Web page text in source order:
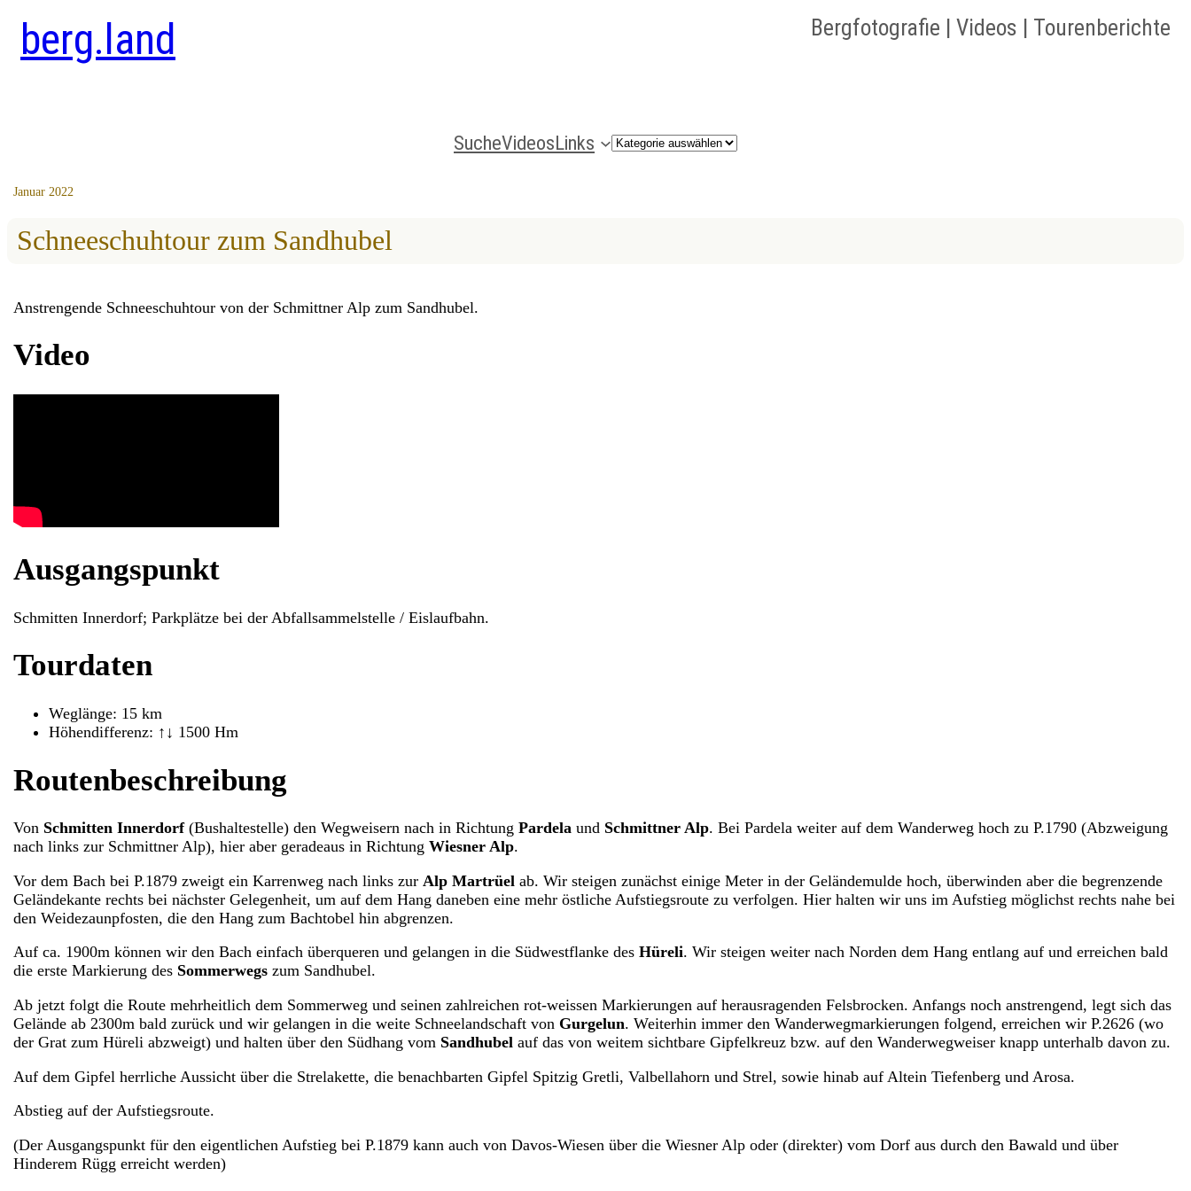
berg.land Bergfotografie | Videos | Tourenberichte
SucheVideosLinks Kategorien
Januar 2022
Schneeschuhtour zum Sandhubel
Anstrengende Schneeschuhtour von der Schmittner Alp zum Sandhubel.
Video
Ausgangspunkt
Schmitten Innerdorf; Parkplätze bei der Abfallsammelstelle / Eislaufbahn.
Tourdaten
Weglänge: 15 km
Höhendifferenz: ↑↓ 1500 Hm
Routenbeschreibung
Von Schmitten Innerdorf(Bushaltestelle) den Wegweisern nach in RichtungPardela und Schmittner Alp. Bei Pardela weiter auf dem Wanderweg hoch zu P.1790 (Abzweigung
nach links zur Schmittner Alp), hier aber geradeaus in RichtungWiesner Alp.
Vor dem Bach bei P.1879 zweigt ein Karrenweg nach links zur Alp Martrüel ab. Wir steigen zunächst einige Meter in der Geländemulde hoch, überwinden aber die begrenzende
Geländekante rechts bei nächster Gelegenheit, um auf dem Hang daneben eine mehr östliche Aufstiegsroute zu verfolgen. Hier halten wir uns im Aufstieg möglichst rechts nahe bei
den Weidezaunpfosten, die den Hang zum Bachtobel hin abgrenzen.
Auf ca. 1900m können wir den Bach einfach überqueren und gelangen in die Südwestflanke desHüreli. Wir steigen weiter nach Norden dem Hang entlang auf und erreichen bald
die erste Markierung des Sommerwegs zum Sandhubel.
Ab jetzt folgt die Route mehrheitlich dem Sommerweg und seinen zahlreichen rot-weissen Markierungen auf herausragenden Felsbrocken. Anfangs noch anstrengend, legt sich das
Gelände ab 2300m bald zurück und wir gelangen in die weite Schneelandschaft von Gurgelun. Weiterhin immer den Wanderwegmarkierungen folgend, erreichen wir P.2626 (wo
der Grat zum Hüreli abzweigt) und halten über den Südhang vom Sandhubel auf das von weitem sichtbare Gipfelkreuz bzw. auf den Wanderwegweiser knapp unterhalb davon zu.
Auf dem Gipfel herrliche Aussicht über die Strelakette, die benachbarten Gipfel Spitzig Gretli, Valbellahorn und Strel, sowie hinab auf Altein Tiefenberg und Arosa.
Abstieg auf der Aufstiegsroute.
(Der Ausgangspunkt für den eigentlichen Aufstieg bei P.1879 kann auch von Davos-Wiesen über die Wiesner Alp oder (direkter) vom Dorf aus durch den Bawald und über
Hinderem Rügg erreicht werden)